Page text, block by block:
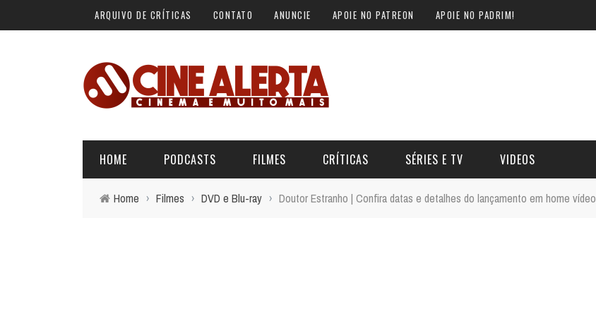
ARQUIVO DE CRÍTICAS CONTATO ANUNCIE APOIE NO PATREON APOIE NO PADRIM!
HOME PODCASTS FILMES CRÍTICAS SÉRIES E TV VIDEOS
Home › Filmes › DVD e Blu-ray › Doutor Estranho | Confira datas e detalhes do lançamento em home vídeo